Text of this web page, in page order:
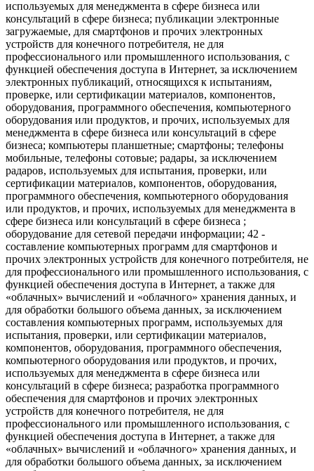
используемых для менеджмента в сфере бизнеса или
консультаций в сфере бизнеса; публикации электронные
загружаемые, для смартфонов и прочих электронных
устройств для конечного потребителя, не для
профессионального или промышленного использования, с
функцией обеспечения доступа в Интернет, за исключением
электронных публикаций, относящихся к испытаниям,
проверке, или сертификации материалов, компонентов,
оборудования, программного обеспечения, компьютерного
оборудования или продуктов, и прочих, используемых для
менеджмента в сфере бизнеса или консультаций в сфере
бизнеса; компьютеры планшетные; смартфоны; телефоны
мобильные, телефоны сотовые; радары, за исключением
радаров, используемых для испытания, проверки, или
сертификации материалов, компонентов, оборудования,
программного обеспечения, компьютерного оборудования
или продуктов, и прочих, используемых для менеджмента в
сфере бизнеса или консультаций в сфере бизнеса ;
оборудование для сетевой передачи информации; 42 -
составление компьютерных программ для смартфонов и
прочих электронных устройств для конечного потребителя, не
для профессионального или промышленного использования, с
функцией обеспечения доступа в Интернет, а также для
«облачных» вычислений и «облачного» хранения данных, и
для обработки большого объема данных, за исключением
составления компьютерных программ, используемых для
испытания, проверки, или сертификации материалов,
компонентов, оборудования, программного обеспечения,
компьютерного оборудования или продуктов, и прочих,
используемых для менеджмента в сфере бизнеса или
консультаций в сфере бизнеса; разработка программного
обеспечения для смартфонов и прочих электронных
устройств для конечного потребителя, не для
профессионального или промышленного использования, с
функцией обеспечения доступа в Интернет, а также для
«облачных» вычислений и «облачного» хранения данных, и
для обработки большого объема данных, за исключением